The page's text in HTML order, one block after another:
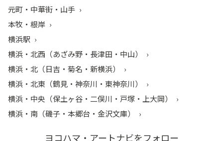
元町・中華街・山手
本牧・根岸
横浜駅
横浜・北西（あざみ野・長津田・中山）
横浜・北（日吉・菊名・新横浜）
横浜・北東（鶴見・神奈川・東神奈川）
横浜・中央（保土ヶ谷・二俣川・戸塚・上大岡）
横浜・南（磯子・本郷台・金沢文庫）
ヨコハマ・アートナビをフォロー